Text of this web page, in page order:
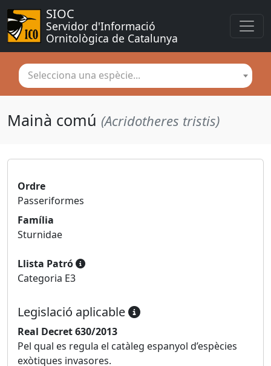
SIOC
Servidor d'Informació
Ornitològica de Catalunya
Selecciona una espècie...
Mainà comú (Acridotheres tristis)
Ordre
Passeriformes
Família
Sturnidae
Llista Patró
Categoria E3
Legislació aplicable
Real Decret 630/2013
Pel qual es regula el catàleg espanyol d’espècies
exòtiques invasores.